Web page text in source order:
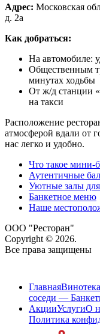
Адрес: Московская
д. 2а
Как добраться:
На автомобиле:
Общественным
минутах ходьбы
От ж/д станции
на такси
Расположение
атмосферой вдали от
нас легко и удобно.
Что такое мини-
Аутентичные
Уютные залы
Банкетное меню
Наше
ООО "Ресторан"
Copyright © 2026.
Все права защищены
ГлавнаяВинотека
соседи —
АкцииУслугиО
Политика